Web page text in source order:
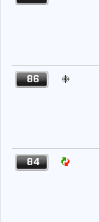
86
84